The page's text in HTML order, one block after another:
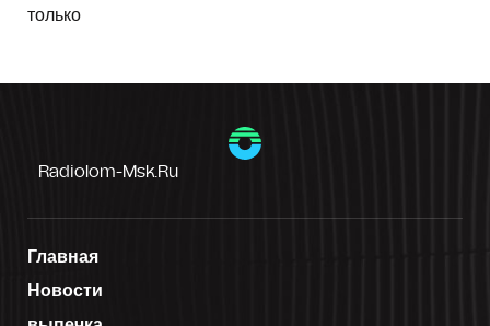
только
Radiolom-Msk.ru
Главная
Новости